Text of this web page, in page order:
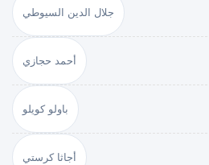
جلال الدين السيوطي
أحمد حجازي
باولو كويلو
أجاثا كرستي